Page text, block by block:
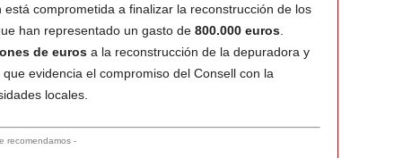
comprometida a finalizar la reconstrucción de los
han representado un gasto de 800.000 euros.
de eurosa la reconstrucción de la depuradora y
evidencia el compromiso del Consell con la
locales.
recomendamos -